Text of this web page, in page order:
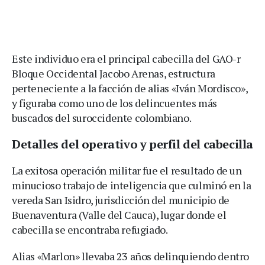
Este individuo era el principal cabecilla del GAO-r
Bloque Occidental Jacobo Arenas, estructura
perteneciente a la facción de alias «Iván Mordisco»,
y figuraba como uno de los delincuentes más
buscados del suroccidente colombiano.
Detalles del operativo y perfil del cabecilla
La exitosa operación militar fue el resultado de un
minucioso trabajo de inteligencia que culminó en la
vereda San Isidro, jurisdicción del municipio de
Buenaventura (Valle del Cauca), lugar donde el
cabecilla se encontraba refugiado.
Alias «Marlon» llevaba 23 años delinquiendo dentro